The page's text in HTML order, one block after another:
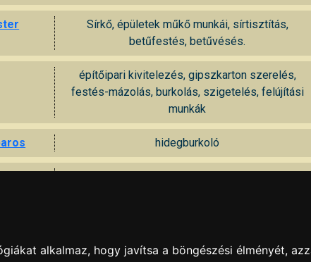
Sírkő, épületek műkő munkái, sírtisztítás,
betűfestés, betűvésés.
építőipari kivitelezés, gipszkarton szerelés,
festés-mázolás, burkolás, szigetelés, felújítási
munkák
hidegburkoló
Minden jog fenntartva © 2002 - 2026 Szeki.hu
alkalmaz, hogy javítsa a böngészési élményét,